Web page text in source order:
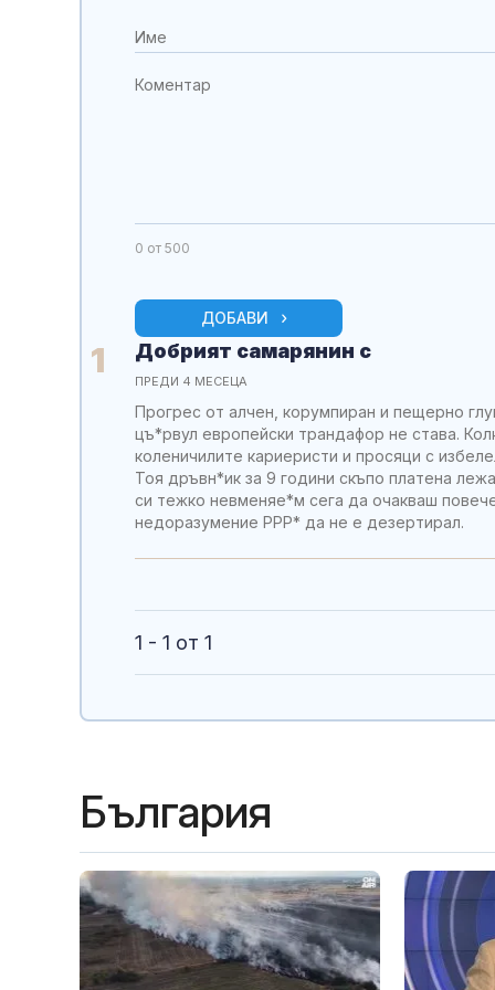
0 от 500
ДОБАВИ
1 Добрият самарянин с
ПРЕДИ 4 МЕСЕЦА
Прогрес от алчен, корумпиран и пещерно
цъ*рвул европейски трандафор не става.
коленичилите кариеристи и просяци с
Тоя дръвн*ик за 9 години скъпо платена
си тежко невменяе*м сега да очакваш
недоразумение РРР* да не е дезертирал.
1 - 1 от 1
България